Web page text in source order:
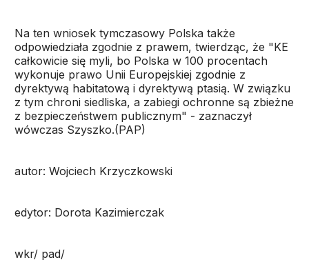
Na ten wniosek tymczasowy Polska także
odpowiedziała zgodnie z prawem, twierdząc, że "KE
całkowicie się myli, bo Polska w 100 procentach
wykonuje prawo Unii Europejskiej zgodnie z
dyrektywą habitatową i dyrektywą ptasią. W związku
z tym chroni siedliska, a zabiegi ochronne są zbieżne
z bezpieczeństwem publicznym" - zaznaczył
wówczas Szyszko.(PAP)
autor: Wojciech Krzyczkowski
edytor: Dorota Kazimierczak
wkr/ pad/